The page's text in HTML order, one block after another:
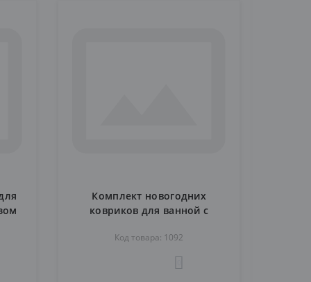
Комплект новогодних
ковриков для ванной с
Код товара: 1092